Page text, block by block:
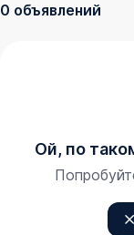
0 объявлений
Ой, по